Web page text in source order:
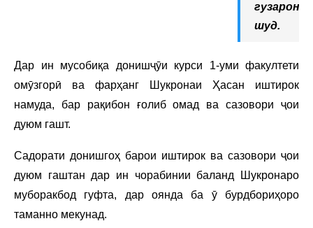
шуд.
Дар ин мусобиқа донишҷӯи курси 1-уми факултети
омӯзгорӣ ва фарҳанг Шукронаи Ҳасан иштирок
намуда, бар рақибон ғолиб омад ва сазовори ҷои
дуюм гашт.
Садорати донишгоҳ барои иштирок ва сазовори ҷои
дуюм гаштан дар ин чорабинии баланд Шукронаро
муборакбод гуфта, дар оянда ба ӯ бурдбориҳоро
таманно мекунад.